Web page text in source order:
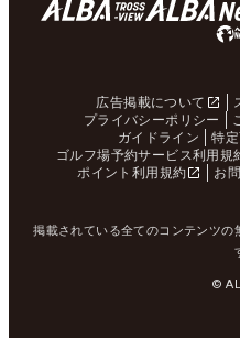
広告掲載について
プライバシーポリシー
ガイドライン
特
ゴルフ場予約サービス利用規
ポイント利用規約
お
掲載されている全てのコンテンツの
©